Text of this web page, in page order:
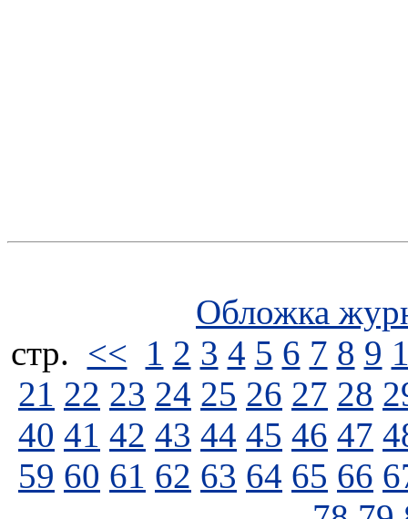
Обложка
стp. << 1 2 3 4 5 6 7 8 9
21 22 23 24 25 26 27 28
40 41 42 43 44 45 46 47
59 60 61 62 63 64 65 66